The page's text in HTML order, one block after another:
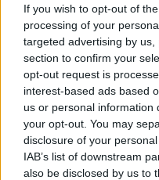
If you wish to opt-out of
processing of your
targeted advertising by
section to confirm your
opt-out request is
interest-based ads based
us or personal information
your opt-out. You may
disclosure of your
IAB’s list of downstream
also be disclosed by us to